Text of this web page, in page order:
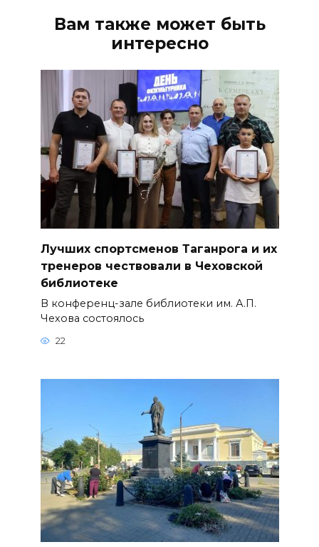
Вам также может быть
интересно
Лучших спортсменов Таганрога и их
тренеров чествовали в Чеховской
библиотеке
В конференц-зале библиотеки им. А.П.
Чехова состоялось
22